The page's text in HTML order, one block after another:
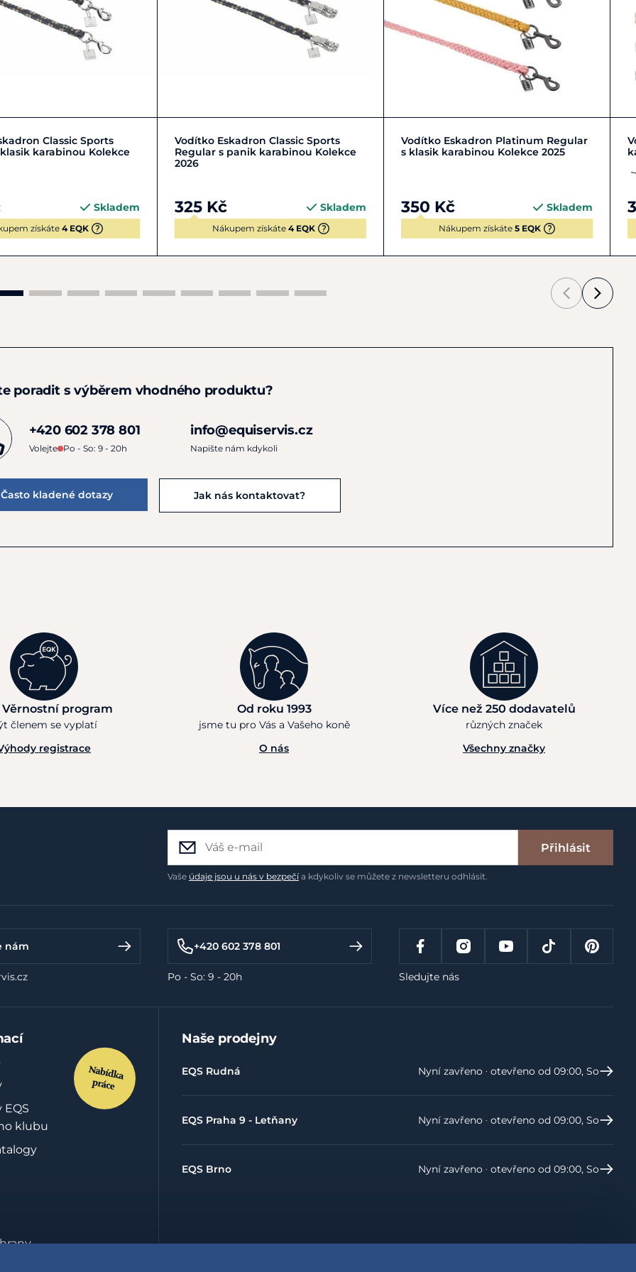
prostředkem. Nechte volně uschnout na vzduchu. Nepoužívejte sušičku ani agresivní
chemické prostředky. Pravidelně kontrolujte stav karabiny a kovového kování, aby
byla zajištěna bezpečná manipulace s koněm.
Zobrazit detail
Classic Sports
karabinou Kolekce
Skladem
získáte 4 EQK
Zobrazit detail
Vodítko Eskadron Classic Sports
Regular s panik karabinou Kolekce
2026
325 Kč Skladem
Nákupem získáte 4 EQK
Zobrazit detail
Vodítko Eskadron Platinum Regular
s klasik karabinou Kolekce 2025
350 Kč Skladem
Nákupem získáte 5 EQK
poradit s výběrem vhodného produktu?
+420 602 378 801
Volejte Po - So: 9 - 20h
info@equiservis.cz
Napište nám kdykoli
Často kladené dotazy Jak nás kontaktovat?
Věrnostní program
členem se vyplatí
registrace
Od roku 1993
jsme tu pro Vás a Vašeho koně
O nás
Více než 250 dodavatelů
různých značek
Všechny značky
Přihlásit
Vaše údaje jsou u nás v bezpečía kdykoliv se můžete z newsletteru odhlásit.
nám +420 602 378 801
Po - So: 9 - 20h Sledujte nás
klubu
Naše prodejny
EQS Rudná Nyní zavřeno ‧ otevřeno od 09:00, So
EQS Praha 9 - Letňany Nyní zavřeno ‧ otevřeno od 09:00, So
EQS Brno Nyní zavřeno ‧ otevřeno od 09:00, So